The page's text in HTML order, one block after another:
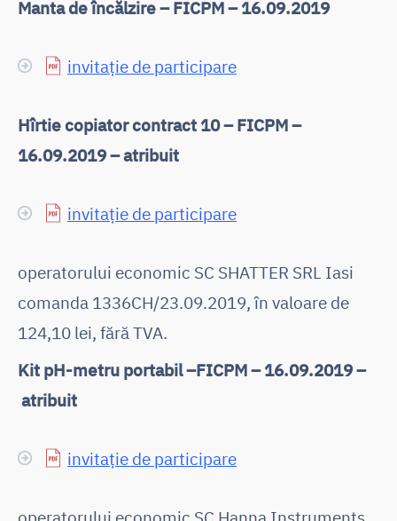
Manta de încălzire – FICPM – 16.09.2019
invitație de participare
Hîrtie copiator contract 10 – FICPM –
16.09.2019 – atribuit
invitație de participare
operatorului economic SC SHATTER SRL Iasi
comanda 1336CH/23.09.2019, în valoare de
124,10 lei, fără TVA.
Kit pH-metru portabil –FICPM – 16.09.2019 –
atribuit
invitație de participare